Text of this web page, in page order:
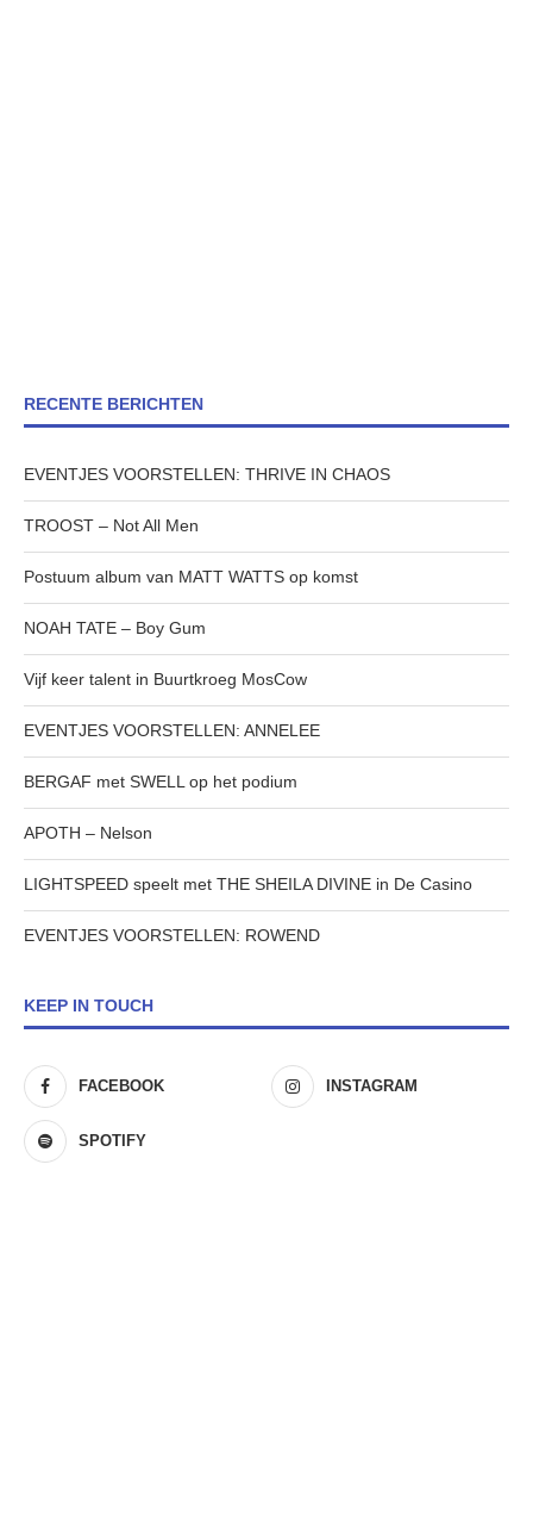
RECENTE BERICHTEN
EVENTJES VOORSTELLEN: THRIVE IN CHAOS
TROOST – Not All Men
Postuum album van MATT WATTS op komst
NOAH TATE – Boy Gum
Vijf keer talent in Buurtkroeg MosCow
EVENTJES VOORSTELLEN: ANNELEE
BERGAF met SWELL op het podium
APOTH – Nelson
LIGHTSPEED speelt met THE SHEILA DIVINE in De Casino
EVENTJES VOORSTELLEN: ROWEND
KEEP IN TOUCH
FACEBOOK INSTAGRAM
SPOTIFY